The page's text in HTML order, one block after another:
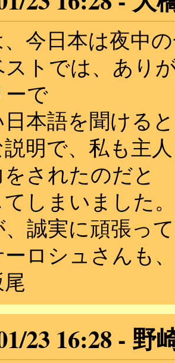
今日本は夜中
ストでは、あり
ーで
本語を聞ける
明で、私も主
されたのだと
しまいました
誠実に頑張っ
ーロシュさんも
23 16:28 野